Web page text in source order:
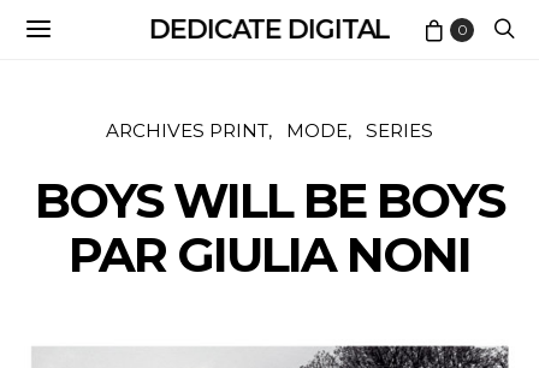
DEDICATE DIGITAL 0
ARCHIVES PRINT MODE SERIES
BOYS WILL BE BOYS
PAR GIULIA NONI